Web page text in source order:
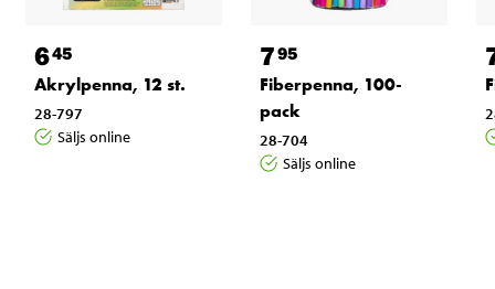
645
Akrylpenna, 12 st.
28-797
Säljs online
795
Fiberpenna, 100-
pack
28-704
Säljs online